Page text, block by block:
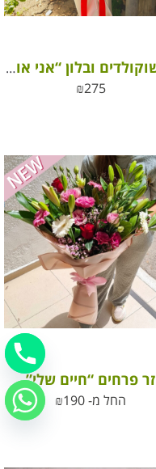
זר שוקולדים ובלון “אני אוהב/ת אותך” – מתנה מושלמת ליום האהבה
₪275
זר פרחים “חיים שלי”
החל מ- ₪190